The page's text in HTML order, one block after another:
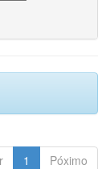
1 Póximo